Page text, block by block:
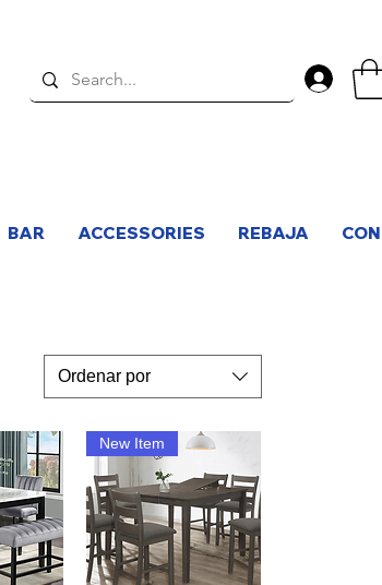
BAR ACCESSORIES REBAJA
Ordenar por
New Item